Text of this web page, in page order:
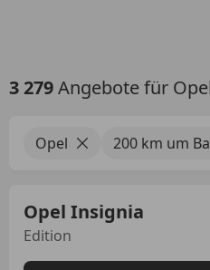
3 279Angebote für
Opel 200 km um
Opel Insignia
Edition